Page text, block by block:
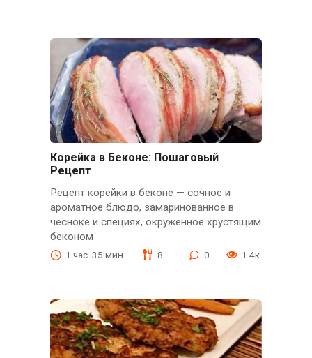
Корейка в Беконе: Пошаговый
Рецепт
Рецепт корейки в беконе — сочное и
ароматное блюдо, замаринованное в
чесноке и специях, окруженное хрустящим
беконом
1 час. 35 мин. 8 0 1.4к.